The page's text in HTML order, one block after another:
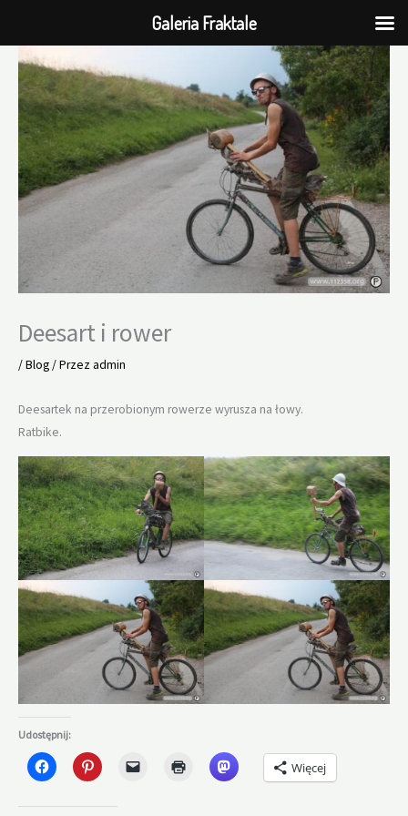
Przejdź
treści
Deesart i rower
/Blog/ Przezadmin
Deesartek na przerobionym rowerze wyrusza na łowy.
Ratbike.
Udostępnij:
Więcej
Galeria Fraktale